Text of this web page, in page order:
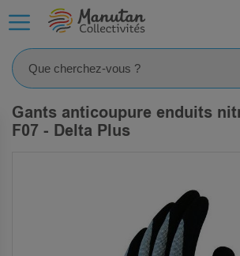
Gants anticoupure enduits
F07 - Delta Plus